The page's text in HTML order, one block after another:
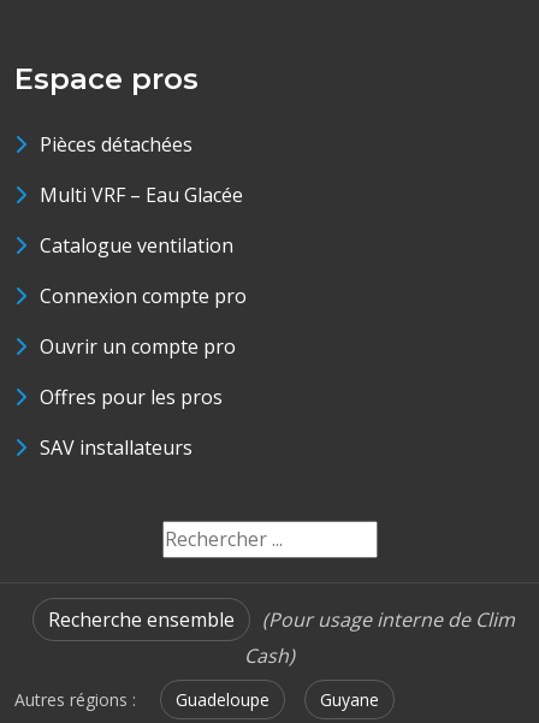
Espace pros
Pièces détachées
Multi VRF – Eau Glacée
Catalogue ventilation
Connexion compte pro
Ouvrir un compte pro
Offres pour les pros
SAV installateurs
Recherche ensemble
(Pour usage interne de Clim
Cash)
Autres régions : Guadeloupe Guyane